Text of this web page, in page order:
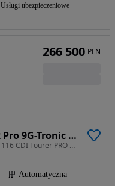
Usługi ubezpieczeniowe
Mercedes-Benz Vito Tourer L2 Pro 9G-Tronic 447.703
1950 cm3 • 163 KM • Mercedes-Benz Vito 116 CDI Tourer PRO długi
Automatyczna
266 500 PLN